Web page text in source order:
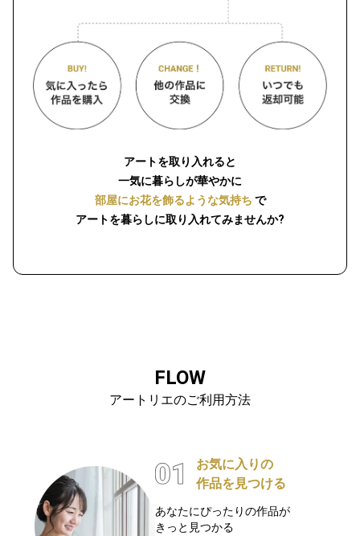
アートを取り入れると
一気に暮らしが華やかに
部屋にお花を飾るような気持ち で
アートを暮らしに取り入れてみませんか?
FLOW
アートリエのご利用方法
お気に入りの
作品を見つける
あなたにぴったりの作品が
きっと見つかる